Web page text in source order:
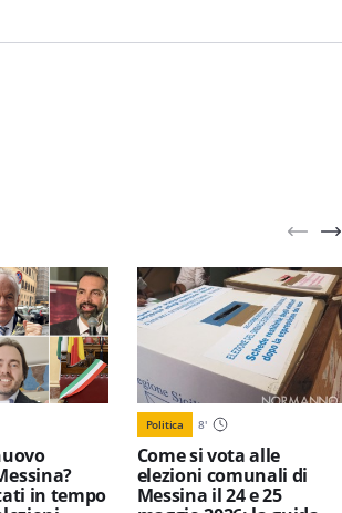
in tempo
Politica 8'
Come si vota alle
elezioni comunali di
Messina il 24 e 25